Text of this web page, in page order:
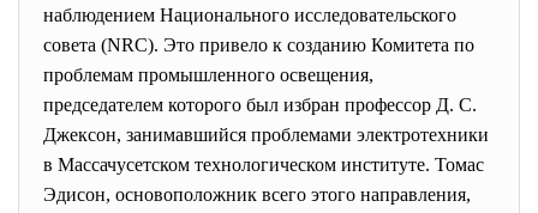
наблюдением Национального исследовательского
совета (NRC). Это привело к созданию Комитета по
проблемам промышленного освещения,
председателем которого был избран профессор Д. С.
Джексон, занимавшийся проблемами электротехники
в Массачусетском технологическом институте. Томас
Эдисон, основоположник всего этого направления,